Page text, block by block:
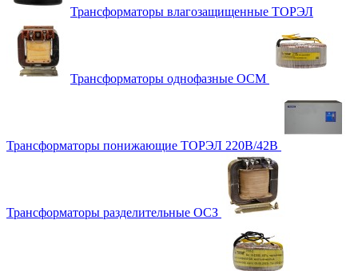
Трансформаторы влагозащищенные ТОРЭЛ
Трансформаторы однофазные ОСМ
Трансформаторы понижающие ТОРЭЛ 220В/42В
Трансформаторы разделительные ОСЗ